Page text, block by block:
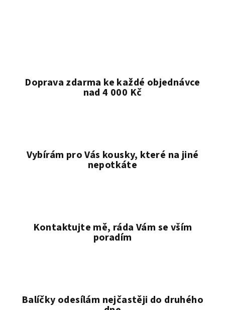
Doprava zdarma ke každé objednávce
nad 4 000 Kč
Vybírám pro Vás kousky, které na jiné
nepotkáte
Kontaktujte mě, ráda Vám se vším
poradím
Balíčky odesílám nejčastěji do druhého